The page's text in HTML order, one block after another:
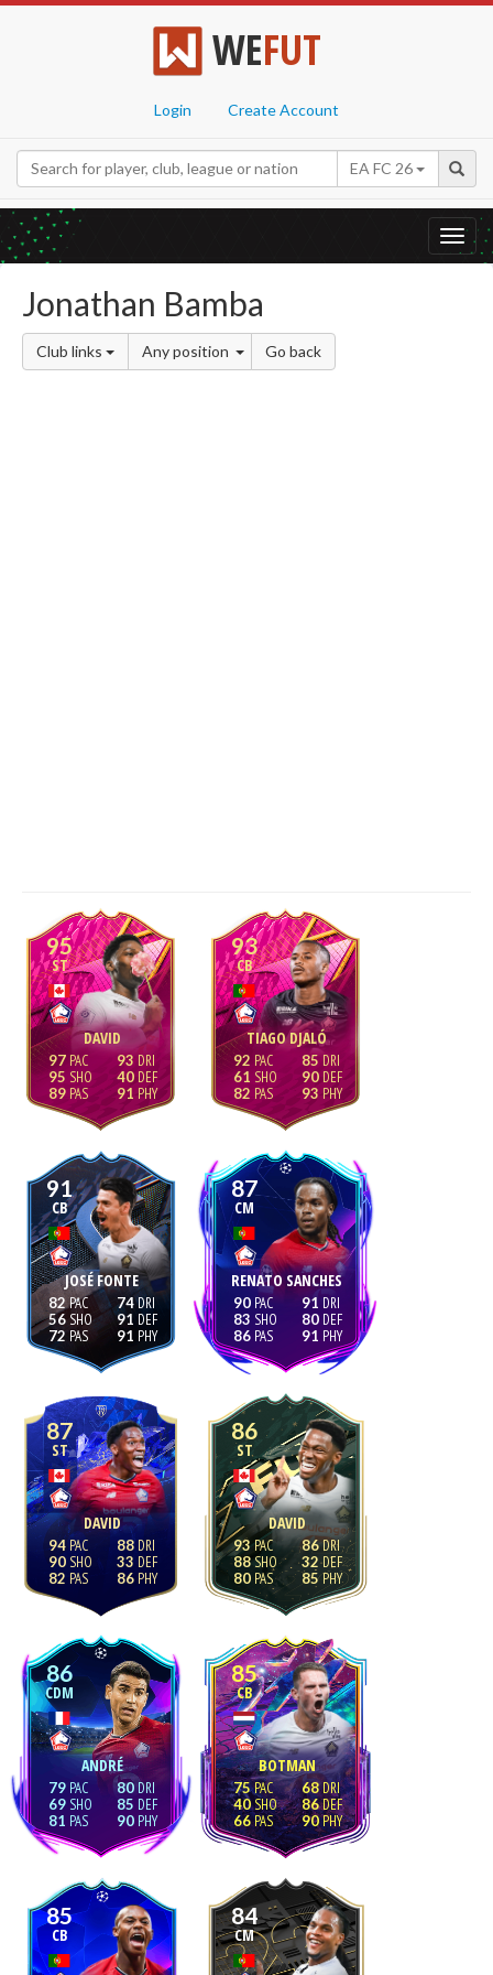
WEFUT
Login Create Account
EA FC 26
Jonathan Bamba
Club links Any position Go back
95
ST
DAVID
97
95
89
93
40
91
93
CB
TIAGO DJALÓ
92
61
82
85
90
93
91
CB
JOSÉ FONTE
82
56
72
74
91
91
87
CM
RENATO SANCHES
90
83
86
91
80
91
87
ST
DAVID
94
90
82
88
33
86
86
ST
DAVID
93
88
80
86
32
85
86
CDM
ANDRÉ
79
69
81
80
85
90
85
CB
BOTMAN
75
40
66
68
86
90
85
CB
84
CM